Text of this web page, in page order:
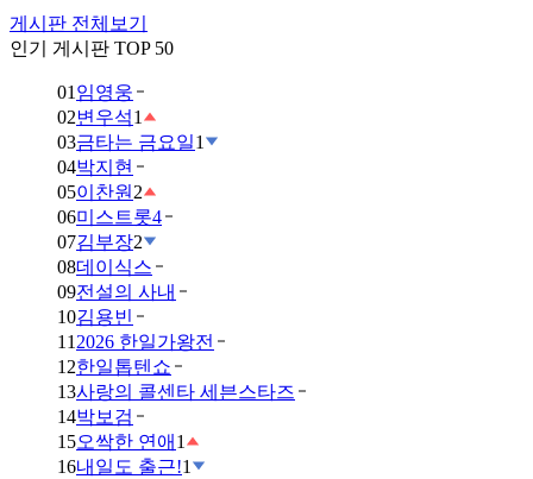
게시판 전체보기
인기 게시판 TOP 50
01 임영웅
02변우석1
03금타는 금요일1
04박지현
05이찬원 2
06미스트롯4
07김부장2
08데이식스
09전설의 사내
10김용빈
11 2026 한일가왕전
12한일톱텐쇼
13사랑의 콜센타 세븐스타즈
14박보검
15오싹한 연애 1
16내일도 출근!1